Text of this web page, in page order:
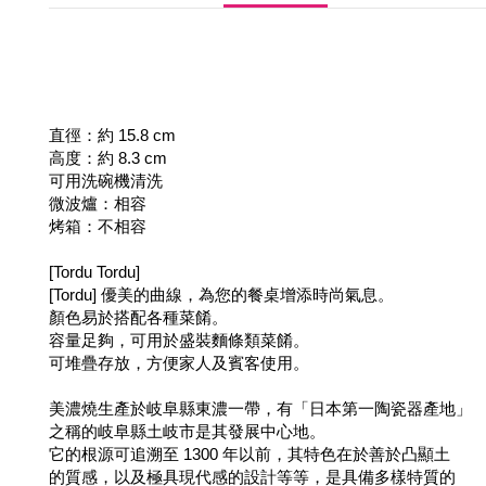
直徑：約 15.8 cm
高度：約 8.3 cm
可用洗碗機清洗
微波爐：相容
烤箱：不相容
[Tordu Tordu]
[Tordu] 優美的曲線，為您的餐桌增添時尚氣息。
顏色易於搭配各種菜餚。
容量足夠，可用於盛裝麵條類菜餚。
可堆疊存放，方便家人及賓客使用。
美濃燒生產於岐阜縣東濃一帶，有「日本第一陶瓷器產地」
之稱的岐阜縣土岐市是其發展中心地。
它的根源可追溯至 1300 年以前，其特色在於善於凸顯土
的質感，以及極具現代感的設計等等，是具備多樣特質的